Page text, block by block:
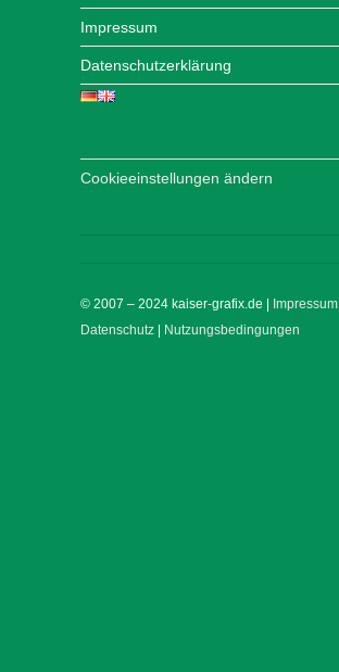
Impressum
Datenschutzerklärung
Cookieeinstellungen ändern
© 2007 – 2024 kaiser-grafix.de | Impressum
Datenschutz
Nutzungsbedingungen